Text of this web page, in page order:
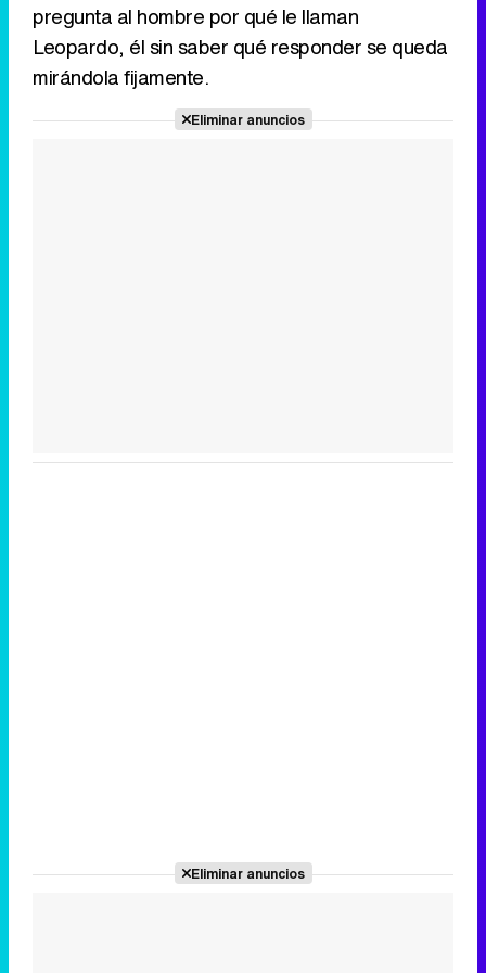
pregunta al hombre por qué le llaman
Leopardo, él sin saber qué responder se queda
mirándola fijamente.
Eliminar anuncios
Eliminar anuncios